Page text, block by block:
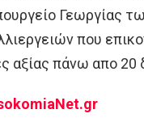
Γεωργίας
που
αξίας πάνω απο